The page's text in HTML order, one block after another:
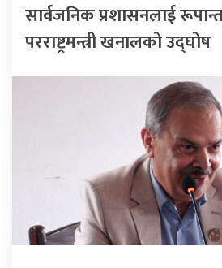
सार्वजनिक प्रशासनलाई
परराष्ट्रमन्त्री खनालको उद्घोष